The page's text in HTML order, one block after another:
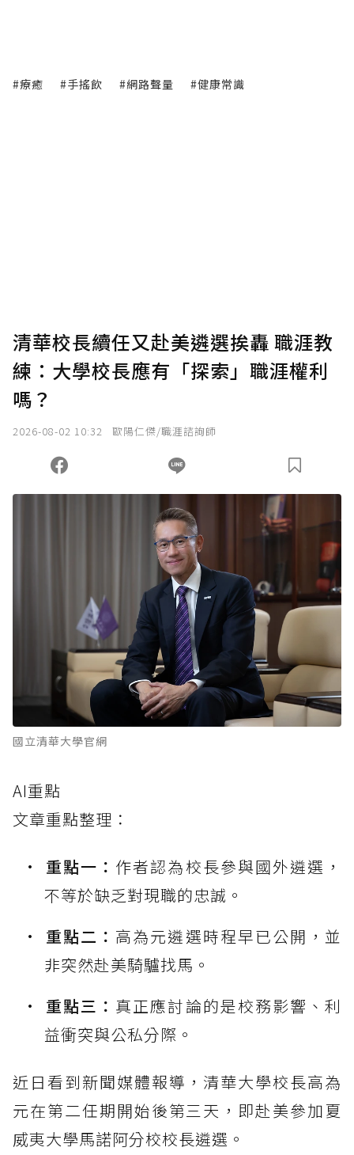
#療癒 #手搖飲 #網路聲量 #健康常識
清華校長續任又赴美遴選挨轟 職涯教
練：大學校長應有「探索」職涯權利
嗎？
2026-08-02 10:32 歐陽仁傑/職涯諮詢師
國立清華大學官網
AI重點
文章重點整理：
重點一： 作者認為校長參與國外遴選，
不等於缺乏對現職的忠誠。
重點二： 高為元遴選時程早已公開，並
非突然赴美騎驢找馬。
重點三： 真正應討論的是校務影響、利
益衝突與公私分際。
近日看到新聞媒體報導，清華大學校長高為
元在第二任期開始後第三天，即赴美參加夏
威夷大學馬諾阿分校校長遴選。